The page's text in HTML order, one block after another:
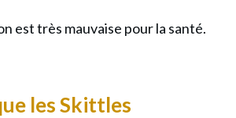
est très mauvaise pour la santé.
les Skittles